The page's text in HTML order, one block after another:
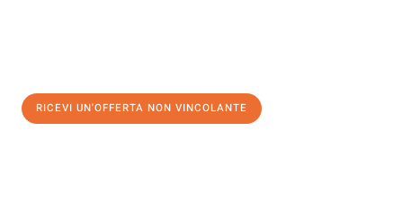
RICEVI UN'OFFERTA NON VINCOLANTE